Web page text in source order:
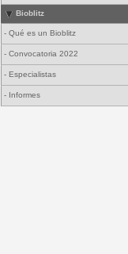
Bioblitz
- Qué es un Bioblitz
- Convocatoria 2022
- Especialistas
- Informes